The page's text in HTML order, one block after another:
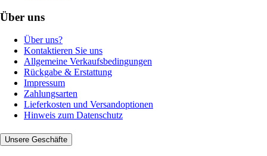
Über uns
Über uns?
Kontaktieren Sie uns
Allgemeine Verkaufsbedingungen
Rückgabe & Erstattung
Impressum
Zahlungsarten
Lieferkosten und Versandoptionen
Hinweis zum Datenschutz
Unsere Geschäfte